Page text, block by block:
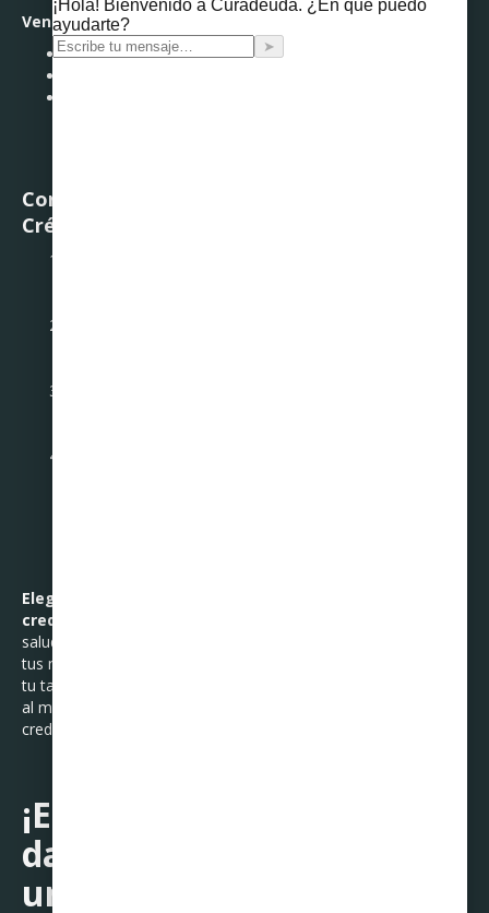
Ventajas:
Sin necesidad de historial crediticio previo.
Consejos para Usar tu Primera Tarjeta de
Crédito
Elegir la tarjeta correcta para iniciar tu historial
crediticio
saludable. Investiga y elige la opción que mejor se adapte a
tus necesidades y hábitos financieros. Recuerda siempre usar
tu tarjeta de crédito de manera responsable para aprovechar
al máximo sus beneficios y construir un buen historial
crediticio.
¡Empieza hoy informado y
da el primer paso hacia
una sólida salud